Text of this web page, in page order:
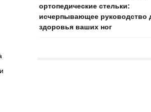
ортопедические стельки:
исчерпывающее руководство
здоровья ваших ног